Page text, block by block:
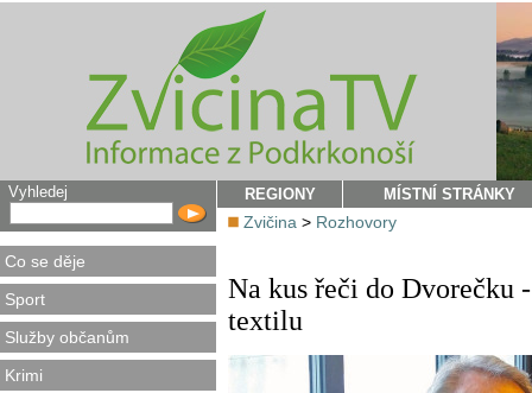
Vyhledej
Co se děje
Sport
Služby občanům
Krimi
REGIONY MÍSTNÍ STRÁNKY
Zvičina > Rozhovory
Na kus řeči do Dvorečku
textilu